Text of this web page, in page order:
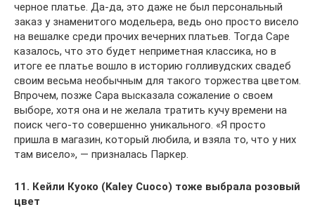
черное платье. Да-да, это даже не был персональный
заказ у знаменитого модельера, ведь оно просто висело
на вешалке среди прочих вечерних платьев. Тогда Саре
казалось, что это будет неприметная классика, но в
итоге ее платье вошло в историю голливудских свадеб
своим весьма необычным для такого торжества цветом.
Впрочем, позже Сара высказала сожаление о своем
выборе, хотя она и не желала тратить кучу времени на
поиск чего-то совершенно уникального. «Я просто
пришла в магазин, который любила, и взяла то, что у них
там висело», — призналась Паркер.
11. Кейли Куоко (Kaley Cuoco) тоже выбрала розовый
цвет